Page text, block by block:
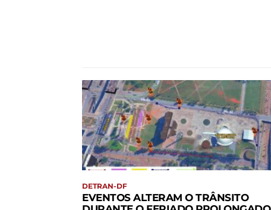
DETRAN-DF
EVENTOS ALTERAM O TRÂNSITO